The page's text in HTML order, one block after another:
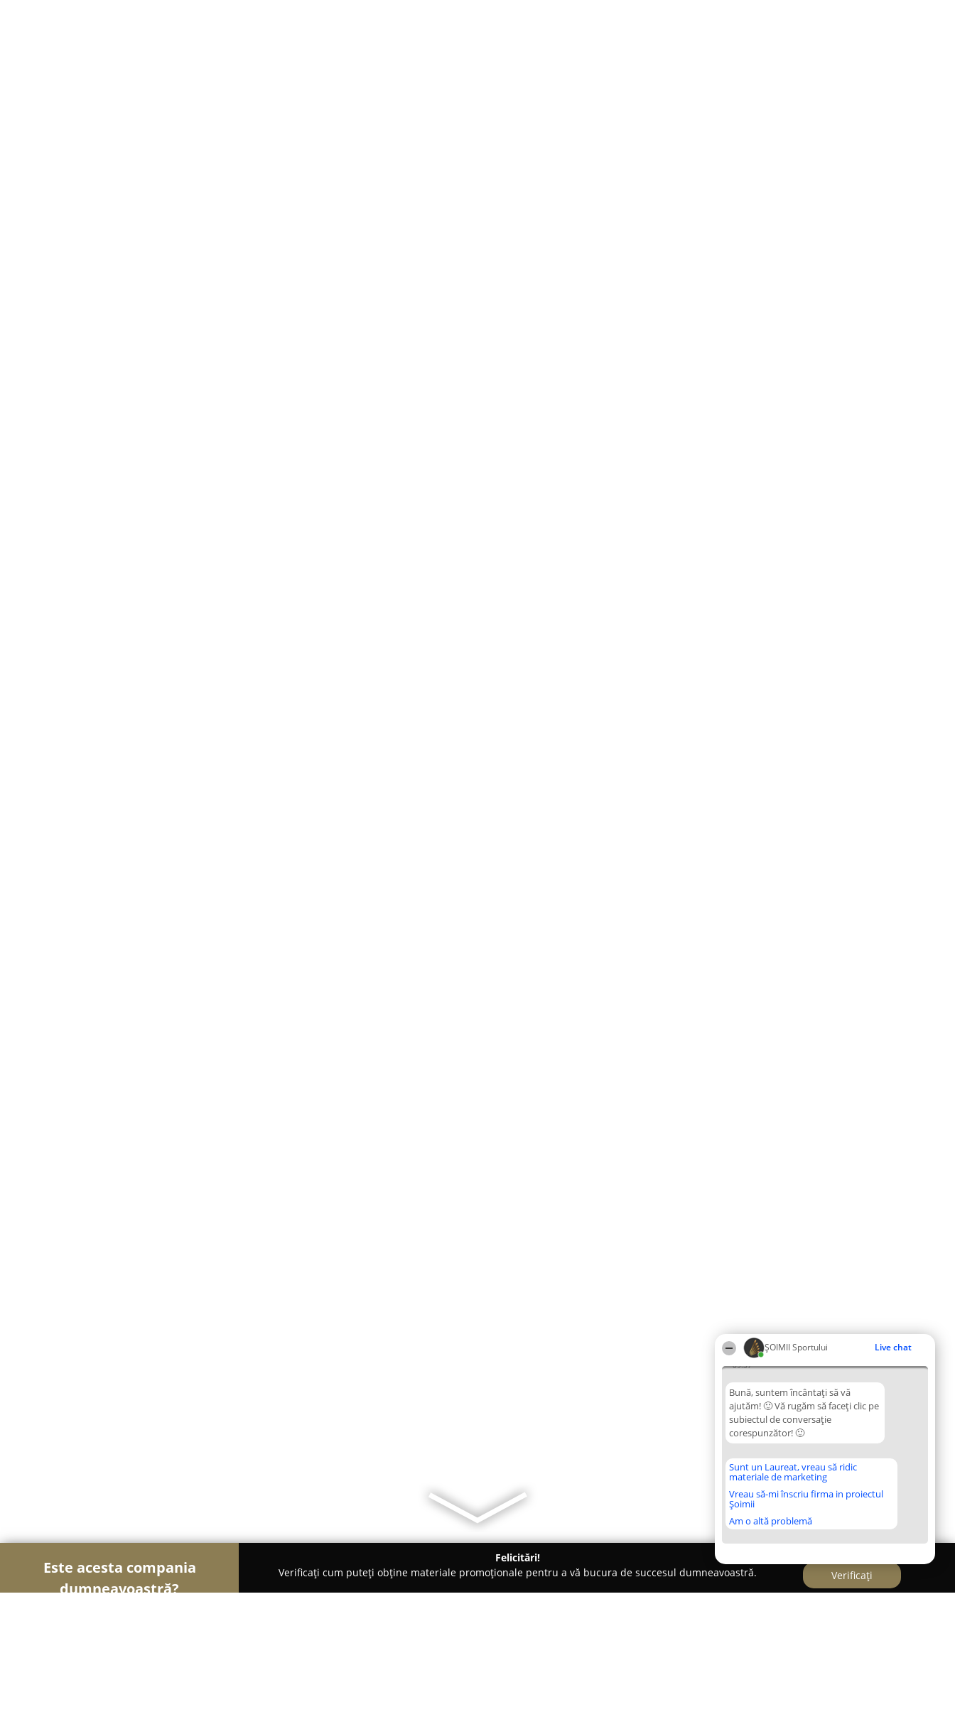
ȘOIMII Sportului Live chat
09:37
Bună, suntem încântați să vă
ajutăm! 🙂 Vă rugăm să faceți clic pe
subiectul de conversație
corespunzător! 🙂
Sunt un Laureat, vreau să ridic
materiale de marketing
Vreau să-mi înscriu firma in proiectul
Șoimii
Am o altă problemă
Este acesta compania
dumneavoastră?
Felicitări!
Verificați cum puteți obține materiale promoționale pentru a vă bucura de succesul dumneavoastră.
Verificați